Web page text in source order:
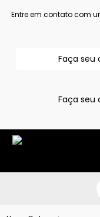
Entre em contato com
Faça seu
Faça seu